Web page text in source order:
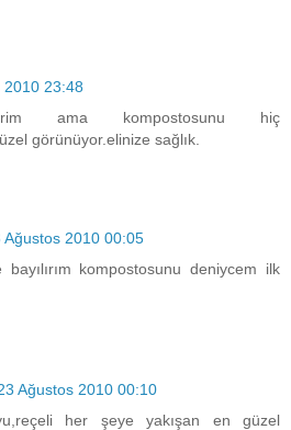
2010 23:48
ama kompostosunu hiç
görünüyor.elinize sağlık.
Ağustos 2010 00:05
kompostosunu deniycem ilk
Ağustos 2010 00:10
her şeye yakışan en güzel